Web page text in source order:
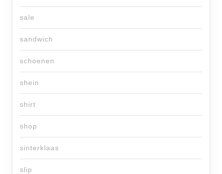
sale
sandwich
schoenen
shein
shirt
shop
sinterklaas
slip